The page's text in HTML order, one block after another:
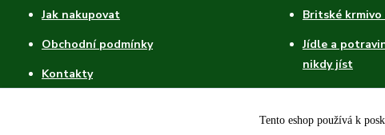
Jak nakupovat
Obchodní podmínky
Kontakty
Britské
Jídle a
nikdy jíst
Ovoce pro psa
Tento eshop používá k